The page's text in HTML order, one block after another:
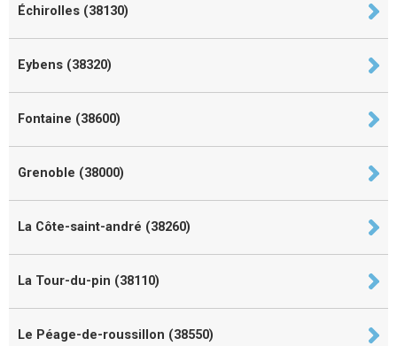
Échirolles (38130)
Eybens (38320)
Fontaine (38600)
Grenoble (38000)
La Côte-saint-andré (38260)
La Tour-du-pin (38110)
Le Péage-de-roussillon (38550)